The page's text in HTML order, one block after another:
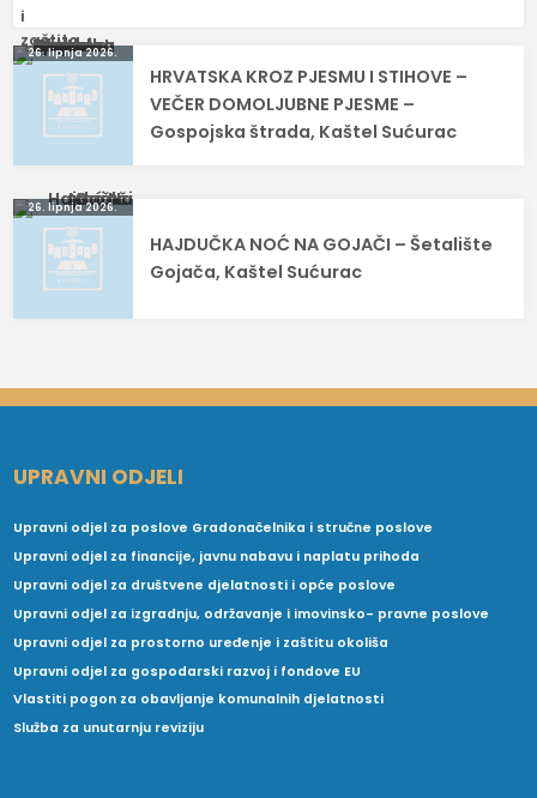
Navigacija
objava
26. lipnja 2026.
HRVATSKA KROZ PJESMU I STIHOVE –
VEČER DOMOLJUBNE PJESME –
Gospojska štrada, Kaštel Sućurac
26. lipnja 2026.
HAJDUČKA NOĆ NA GOJAČI – Šetalište
Gojača, Kaštel Sućurac
UPRAVNI ODJELI
Upravni odjel za poslove Gradonačelnika i stručne poslove
Upravni odjel za financije, javnu nabavu i naplatu prihoda
Upravni odjel za društvene djelatnosti i opće poslove
Upravni odjel za izgradnju, održavanje i imovinsko- pravne poslove
Upravni odjel za prostorno uređenje i zaštitu okoliša
Upravni odjel za gospodarski razvoj i fondove EU
Vlastiti pogon za obavljanje komunalnih djelatnosti
Služba za unutarnju reviziju